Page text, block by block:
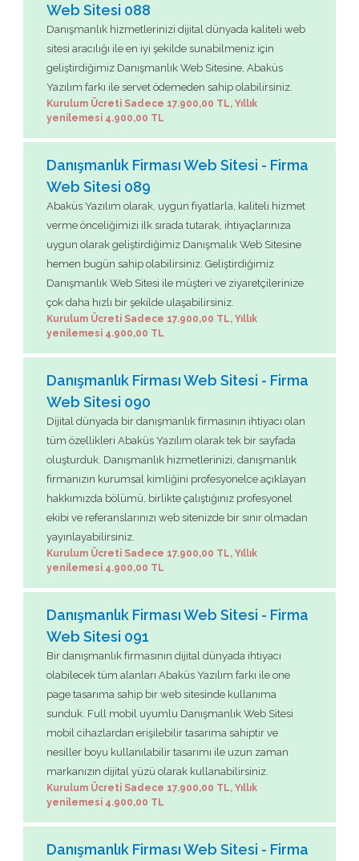
Web Sitesi 088
Danışmanlık hizmetlerinizi dijital dünyada kaliteli web
sitesi aracılığı ile en iyi şekilde sunabilmeniz için
geliştirdiğimiz Danışmanlık Web Sitesine, Abaküs
Yazılım farkı ile servet ödemeden sahip olabilirsiniz.
Kurulum Ücreti Sadece 17.900,00 TL, Yıllık
yenilemesi 4.900,00 TL
Danışmanlık Firması Web Sitesi - Firma
Web Sitesi 089
Abaküs Yazılım olarak, uygun fiyatlarla, kaliteli hizmet
verme önceliğimizi ilk sırada tutarak, ihtiyaçlarınıza
uygun olarak geliştirdiğimiz Danışmalık Web Sitesine
hemen bugün sahip olabilirsiniz. Geliştirdiğimiz
Danışmanlık Web Sitesi ile müşteri ve ziyaretçilerinize
çok daha hızlı bir şekilde ulaşabilirsiniz.
Kurulum Ücreti Sadece 17.900,00 TL, Yıllık
yenilemesi 4.900,00 TL
Danışmanlık Firması Web Sitesi - Firma
Web Sitesi 090
Dijital dünyada bir danışmanlık firmasının ihtiyacı olan
tüm özellikleri Abaküs Yazılım olarak tek bir sayfada
oluşturduk. Danışmanlık hizmetlerinizi, danışmanlık
firmanızın kurumsal kimliğini profesyonelce açıklayan
hakkımızda bölümü, birlikte çalıştığınız profesyonel
ekibi ve referanslarınızı web sitenizde bir sınır olmadan
yayınlayabilirsiniz.
Kurulum Ücreti Sadece 17.900,00 TL, Yıllık
yenilemesi 4.900,00 TL
Danışmanlık Firması Web Sitesi - Firma
Web Sitesi 091
Bir danışmanlık firmasının dijital dünyada ihtiyacı
olabilecek tüm alanları Abaküs Yazılım farkı ile one
page tasarıma sahip bir web sitesinde kullanıma
sunduk. Full mobil uyumlu Danışmanlık Web Sitesi
mobil cihazlardan erişilebilir tasarıma sahiptir ve
nesiller boyu kullanılabilir tasarımı ile uzun zaman
markanızın dijital yüzü olarak kullanabilirsiniz.
Kurulum Ücreti Sadece 17.900,00 TL, Yıllık
yenilemesi 4.900,00 TL
Danışmanlık Firması Web Sitesi - Firma